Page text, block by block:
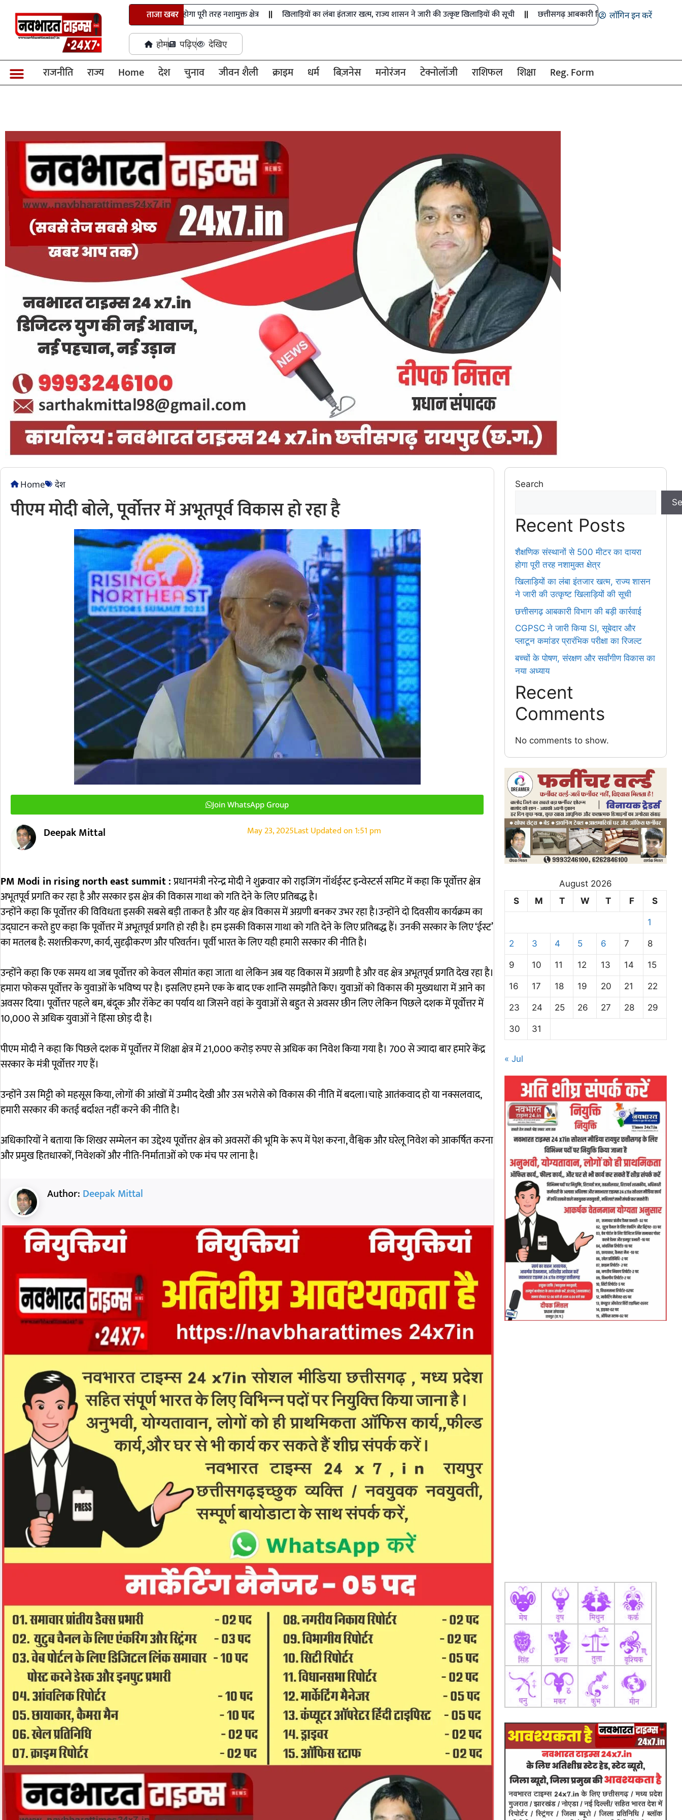
ताजा खबर
शैक्षणिक संस्थानों से 500 मीटर का दायरा होगा पूरी तरह नशामुक्त क्षेत्र खिलाड़ियों का लंबा इंतजार खत्म, राज्य शासन ने जारी की उत्कृष्ट खिलाड़ियों की सूची छत्तीसगढ़ आबकारी विभाग की बड़ी कार्रवाई CGPSC ने
लॉगिन इन करें
होम पढ़िए देखिए
राजनीति राज्य Home देश चुनाव जीवन शैली क्राइम धर्म बिज़नेस मनोरंजन टेक्नोलॉजी राशिफल शिक्षा Reg. Form
Home देश
पीएम मोदी बोले, पूर्वोत्तर में अभूतपूर्व विकास हो रहा है
Join WhatsApp Group
Deepak Mittal May 23, 2025Last Updated on 1:51 pm
PM Modi in rising north east summit :प्रधानमंत्री नरेन्द्र मोदी ने शुक्रवार को राइजिंग नॉर्थईस्ट इन्वेस्टर्स समिट में कहा कि पूर्वोत्तर क्षेत्र
अभूतपूर्व प्रगति कर रहा है और सरकार इस क्षेत्र की विकास गाथा को गति देने के लिए प्रतिबद्ध है।
उन्होंने कहा कि पूर्वोत्तर की विविधता इसकी सबसे बड़ी ताकत है और यह क्षेत्र विकास में अग्रणी बनकर उभर रहा है।उन्होंने दो दिवसीय कार्यक्रम का
उद्घाटन करते हुए कहा कि पूर्वोत्तर में अभूतपूर्व प्रगति हो रही है। हम इसकी विकास गाथा को गति देने के लिए प्रतिबद्ध हैं। उनकी सरकार के लिए ‘ईस्ट’
का मतलब है: सशक्तीकरण, कार्य, सुदृढ़ीकरण और परिवर्तन। पूर्वी भारत के लिए यही हमारी सरकार की नीति है।
उन्होंने कहा कि एक समय था जब पूर्वोत्तर को केवल सीमांत कहा जाता था लेकिन अब यह विकास में अग्रणी है और वह क्षेत्र अभूतपूर्व प्रगति देख रहा है।
हमारा फोकस पूर्वोत्तर के युवाओं के भविष्य पर है। इसलिए हमने एक के बाद एक शान्ति समझौते किए। युवाओं को विकास की मुख्यधारा में आने का
अवसर दिया। पूर्वोत्तर पहले बम, बंदूक और रॉकेट का पर्याय था जिसने वहां के युवाओं से बहुत से अवसर छीन लिए लेकिन पिछले दशक में पूर्वोत्तर में
10,000 से अधिक युवाओं ने हिंसा छोड़ दी है।
पीएम मोदी ने कहा कि पिछले दशक में पूर्वोत्तर में शिक्षा क्षेत्र में 21,000 करोड़ रुपए से अधिक का निवेश किया गया है। 700 से ज्यादा बार हमारे केंद्र
सरकार के मंत्री पूर्वोत्तर गए हैं।
उन्होंने उस मिट्टी को महसूस किया, लोगों की आंखों में उम्मीद देखी और उस भरोसे को विकास की नीति में बदला।चाहे आतंकवाद हो या नक्सलवाद,
हमारी सरकार की कतई बर्दाश्त नहीं करने की नीति है।
अधिकारियों ने बताया कि शिखर सम्मेलन का उद्देश्य पूर्वोत्तर क्षेत्र को अवसरों की भूमि के रूप में पेश करना, वैश्विक और घरेलू निवेश को आकर्षित करना
और प्रमुख हितधारकों, निवेशकों और नीति-निर्माताओं को एक मंच पर लाना है।
Author: Deepak Mittal
Search
Recent Posts
शैक्षणिक संस्थानों से 500 मीटर का दायरा
होगा पूरी तरह नशामुक्त क्षेत्र
खिलाड़ियों का लंबा इंतजार खत्म, राज्य शासन
ने जारी की उत्कृष्ट खिलाड़ियों की सूची
छत्तीसगढ़ आबकारी विभाग की बड़ी कार्रवाई
CGPSC ने जारी किया SI, सूबेदार और
प्लाटून कमांडर प्रारंभिक परीक्षा का रिजल्ट
बच्चों के पोषण, संरक्षण और सर्वांगीण विकास का
नया अध्याय
Recent
Comments
No comments to show.
August 2026
S
M T W T F S
1
2 3 4 5 6 7 8
9 10 11 12 13 14 15
16 17 18 19 20 21 22
23 24 25 26 27 28 29
30 31
« Jul